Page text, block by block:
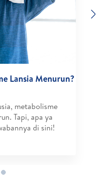
Lansia Menurun?
metabolisme
Tapi, apa ya
di sini!